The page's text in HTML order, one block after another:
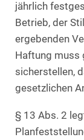
jährlich
Betrieb, der
ergebenden
Haftung muss
sicherstellen,
gesetzlichen
§ 13 Abs. 2